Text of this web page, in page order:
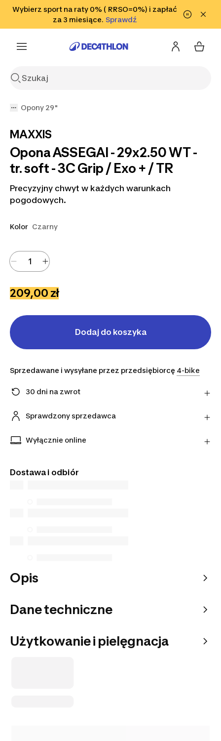
Przejdź do wyszukiwania Przejdź do treści
Przejdź
Wybierz sport na raty 0% ( RRSO=0%) i zapłać
za 3 miesiące. SprawdźSprawdź
Sprawdź
Opony 29"
MAXXIS
Opona ASSEGAI - 29x2.50 WT -
tr. soft - 3C Grip / Exo + / TR
Precyzyjny chwyt w każdych warunkach
pogodowych.
Kolor Czarny
209,00 zł
Dodaj do koszyka
Sprzedawane i wysyłane przez przedsiębiorcę 4-bike
30 dni na zwrot
bezpośrednio do sprzedawcy w ciągu 30 dni,
Sprawdzony sprzedawca
sprzedawcy. Gwarantujemy bezpieczeństwo
Wyłącznie online
do wybranego punktu odbioru.
Dostawa i odbiór
Opis
Dane techniczne
Użytkowanie i pielęgnacja